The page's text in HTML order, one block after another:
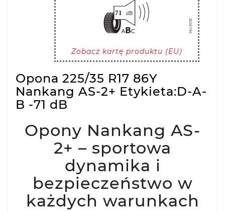
Zobacz kartę produktu (EU)
Opona 225/35 R17 86Y
Nankang AS-2+ Etykieta:D-A-
B -71 dB
Opony Nankang AS-
2+ – sportowa
dynamika i
bezpieczeństwo w
każdych warunkach